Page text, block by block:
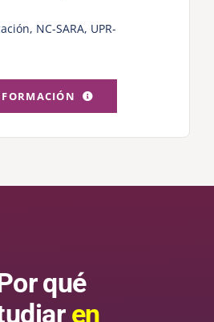
, NC-SARA, UPR-
qué
en